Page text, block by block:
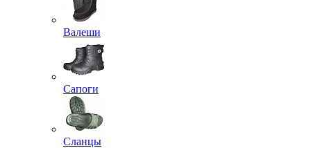
Валеши
Сапоги
Сланцы